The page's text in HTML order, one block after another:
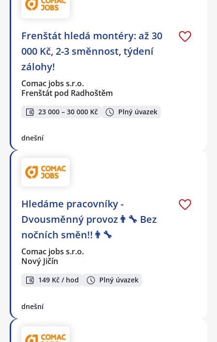
Frenštát hledá montéry: až 30
000 Kč, 2-3 směnnost, týdení
zálohy!
Comac jobs s.r.o.
Frenštát pod Radhoštěm
23 000 – 30 000 Kč Plný úvazek
dnešní
Hledáme pracovníky -
Dvousměnný provoz👨‍🔧 Bez
nočních směn!!👨‍🔧
Comac jobs s.r.o.
Nový Jičín
149 Kč / hod Plný úvazek
dnešní